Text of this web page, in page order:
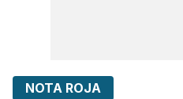
NOTA ROJA